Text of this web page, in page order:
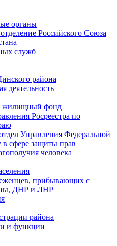
органы
Российского Союза
служб
района
деятельность
жилищный фонд
Росреестра по
Управления Федеральной
сфере защиты прав
человека
прибывающих с
ДНР и ЛНР
района
и функции